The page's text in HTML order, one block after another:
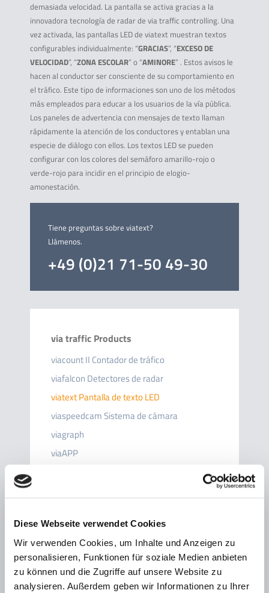
Diese Webseite verwendet Cookies
Wir verwenden Cookies, um Inhalte und Anzeigen zu
personalisieren, Funktionen für soziale Medien anbieten
zu können und die Zugriffe auf unsere Website zu
analysieren. Außerdem geben wir Informationen zu Ihrer
demasiada velocidad. La pantalla se activa gracias a la
innovadora tecnología de radar de via traffic controlling. Una
vez activada, las pantallas LED de viatext muestran textos
configurables individualmente: “GRACIAS”, “EXCESO DE
VELOCIDAD”, “ZONA ESCOLAR” o “AMINORE” . Estos avisos le
hacen al conductor ser consciente de su comportamiento en
el tráfico. Este tipo de informaciones son uno de los métodos
más empleados para educar a los usuarios de la vía pública.
Los paneles de advertencia con mensajes de texto llaman
rápidamente la atención de los conductores y entablan una
especie de diálogo con ellos. Los textos LED se pueden
configurar con los colores del semáforo amarillo-rojo o
verde-rojo para incidir en el principio de elogio-
amonestación.
Tiene preguntas sobre viatext?
Llámenos.
+49 (0)21 71-50 49-30
via traffic Products
viacount II Contador de tráfico
viafalcon Detectores de radar
viatext Pantalla de texto LED
viaspeedcam Sistema de cámara
viagraph
viaAPP
Descripción del producto
viatext (palabra compuesta de “
” y el
vocablo inglés “
” = texto) es un producto